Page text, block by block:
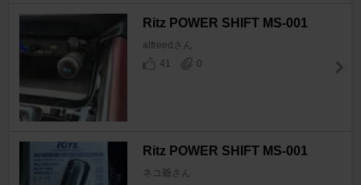
Ritz POWER SHIFT MS-001
alfreedさん
41
0
Ritz POWER SHIFT MS-001
ネコ爺さん